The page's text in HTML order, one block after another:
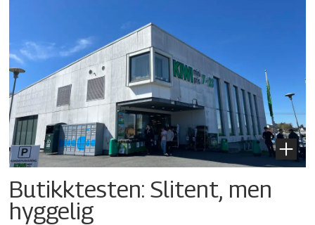
Butikktesten: Slitent, men
hyggelig